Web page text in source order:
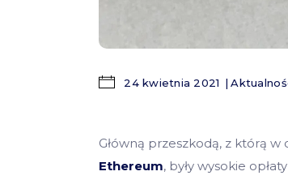
24 kwietnia 2021
Główną przeszkodą, z którą
Ethereum, były wysokie